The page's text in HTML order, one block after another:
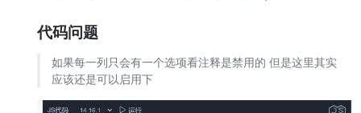
代码问题
如果每一列只会有一个选项看注释是禁用的 但是这里其实
应该还是可以启用下